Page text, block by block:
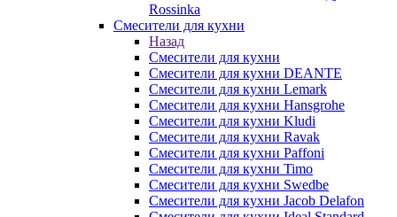
Rossinka
Смесители для кухни
Назад
Смесители для кухни
Смесители для кухни DEANTE
Смесители для кухни Lemark
Смесители для кухни Hansgrohe
Смесители для кухни Kludi
Смесители для кухни Ravak
Смесители для кухни Paffoni
Смесители для кухни Timo
Смесители для кухни Swedbe
Смесители для кухни Jacob Delafon